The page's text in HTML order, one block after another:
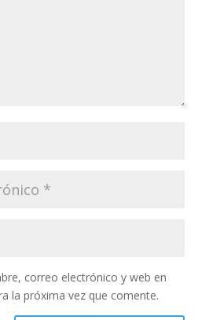
correo electrónico y web en
la próxima vez que comente.